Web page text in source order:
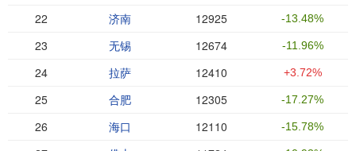
22 济南 12925 -13.48%
23 无锡 12674 -11.96%
24 拉萨 12410 +3.72%
25 合肥 12305 -17.27%
26 海口 12110 -15.78%